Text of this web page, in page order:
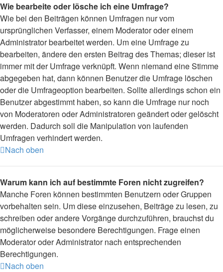
Wie bearbeite oder lösche ich eine Umfrage?
Wie bei den Beiträgen können Umfragen nur vom
ursprünglichen Verfasser, einem Moderator oder einem
Administrator bearbeitet werden. Um eine Umfrage zu
bearbeiten, ändere den ersten Beitrag des Themas; dieser ist
immer mit der Umfrage verknüpft. Wenn niemand eine Stimme
abgegeben hat, dann können Benutzer die Umfrage löschen
oder die Umfrageoption bearbeiten. Sollte allerdings schon ein
Benutzer abgestimmt haben, so kann die Umfrage nur noch
von Moderatoren oder Administratoren geändert oder gelöscht
werden. Dadurch soll die Manipulation von laufenden
Umfragen verhindert werden.
Nach oben
Warum kann ich auf bestimmte Foren nicht zugreifen?
Manche Foren können bestimmten Benutzern oder Gruppen
vorbehalten sein. Um diese einzusehen, Beiträge zu lesen, zu
schreiben oder andere Vorgänge durchzuführen, brauchst du
möglicherweise besondere Berechtigungen. Frage einen
Moderator oder Administrator nach entsprechenden
Berechtigungen.
Nach oben